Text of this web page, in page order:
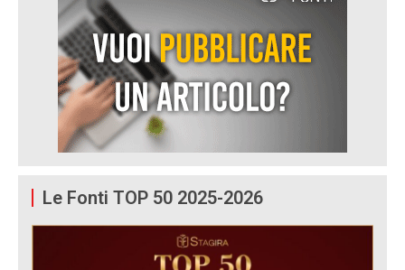
Le Fonti TOP 50 2025-2026